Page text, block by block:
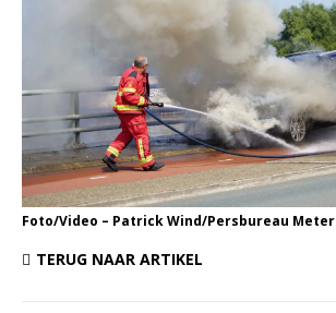
Foto/Video – Patrick Wind/Persbureau Meter
TERUG NAAR ARTIKEL